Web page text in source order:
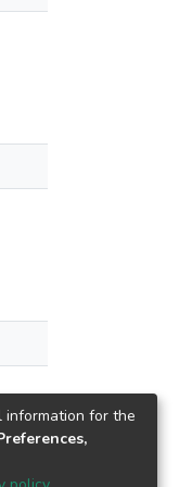
information for the